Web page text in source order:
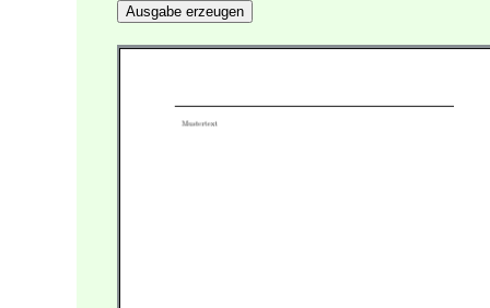
Ausgabe erzeugen